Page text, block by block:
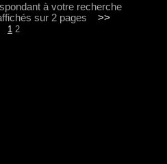
à votre recherche
sur 2 pages >>
1 2